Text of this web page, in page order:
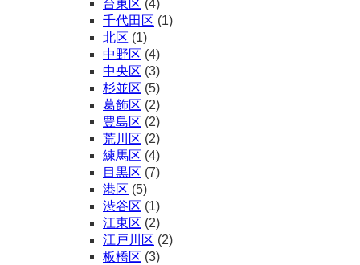
台東区 (4)
千代田区 (1)
北区 (1)
中野区 (4)
中央区 (3)
杉並区 (5)
葛飾区 (2)
豊島区 (2)
荒川区 (2)
練馬区 (4)
目黒区 (7)
港区 (5)
渋谷区 (1)
江東区 (2)
江戸川区 (2)
板橋区 (3)